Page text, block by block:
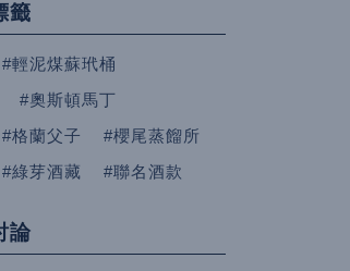
籤
#輕泥煤蘇玳桶
#奧斯頓馬丁
#格蘭父子
#櫻尾蒸餾所
#綠芽酒藏 #聯名酒款
論